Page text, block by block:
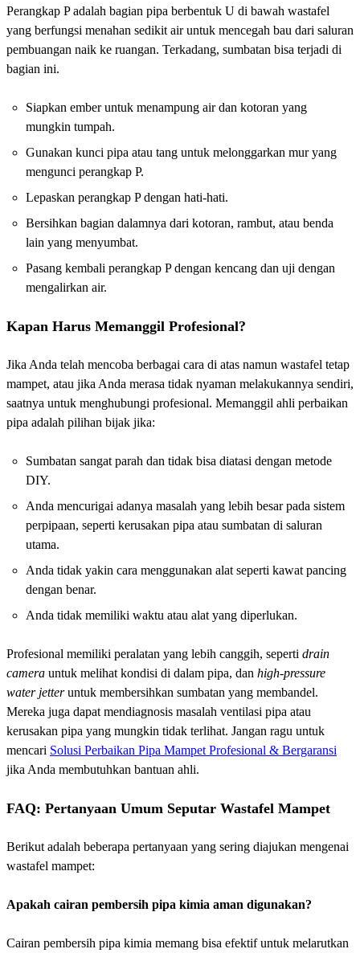
Perangkap P adalah bagian pipa berbentuk U di bawah wastafel
yang berfungsi menahan sedikit air untuk mencegah bau dari saluran
pembuangan naik ke ruangan. Terkadang, sumbatan bisa terjadi di
bagian ini.
Siapkan ember untuk menampung air dan kotoran yang
mungkin tumpah.
Gunakan kunci pipa atau tang untuk melonggarkan mur yang
mengunci perangkap P.
Lepaskan perangkap P dengan hati-hati.
Bersihkan bagian dalamnya dari kotoran, rambut, atau benda
lain yang menyumbat.
Pasang kembali perangkap P dengan kencang dan uji dengan
mengalirkan air.
Kapan Harus Memanggil Profesional?
Jika Anda telah mencoba berbagai cara di atas namun wastafel tetap
mampet, atau jika Anda merasa tidak nyaman melakukannya sendiri,
saatnya untuk menghubungi profesional. Memanggil ahli perbaikan
pipa adalah pilihan bijak jika:
Sumbatan sangat parah dan tidak bisa diatasi dengan metode
DIY.
Anda mencurigai adanya masalah yang lebih besar pada sistem
perpipaan, seperti kerusakan pipa atau sumbatan di saluran
utama.
Anda tidak yakin cara menggunakan alat seperti kawat pancing
dengan benar.
Anda tidak memiliki waktu atau alat yang diperlukan.
Profesional memiliki peralatan yang lebih canggih, seperti drain
camera untuk melihat kondisi di dalam pipa, dan high-pressure
water jetteruntuk membersihkan sumbatan yang membandel.
Mereka juga dapat mendiagnosis masalah ventilasi pipa atau
kerusakan pipa yang mungkin tidak terlihat. Jangan ragu untuk
mencari Solusi Perbaikan Pipa Mampet Profesional & Bergaransi
jika Anda membutuhkan bantuan ahli.
FAQ: Pertanyaan Umum Seputar Wastafel Mampet
Berikut adalah beberapa pertanyaan yang sering diajukan mengenai
wastafel mampet:
Apakah cairan pembersih pipa kimia aman digunakan?
Cairan pembersih pipa kimia memang bisa efektif untuk melarutkan